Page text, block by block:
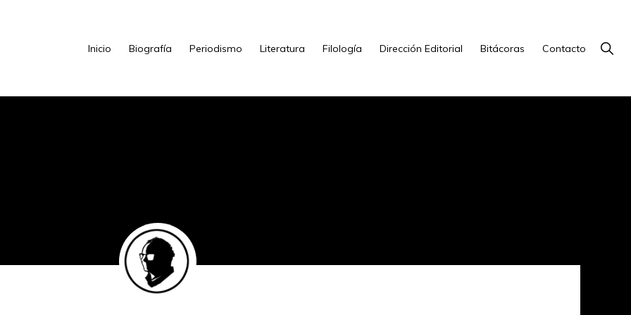
Inicio Biografía Periodismo Literatura Filología Dirección Editorial Bitácoras Contacto Show